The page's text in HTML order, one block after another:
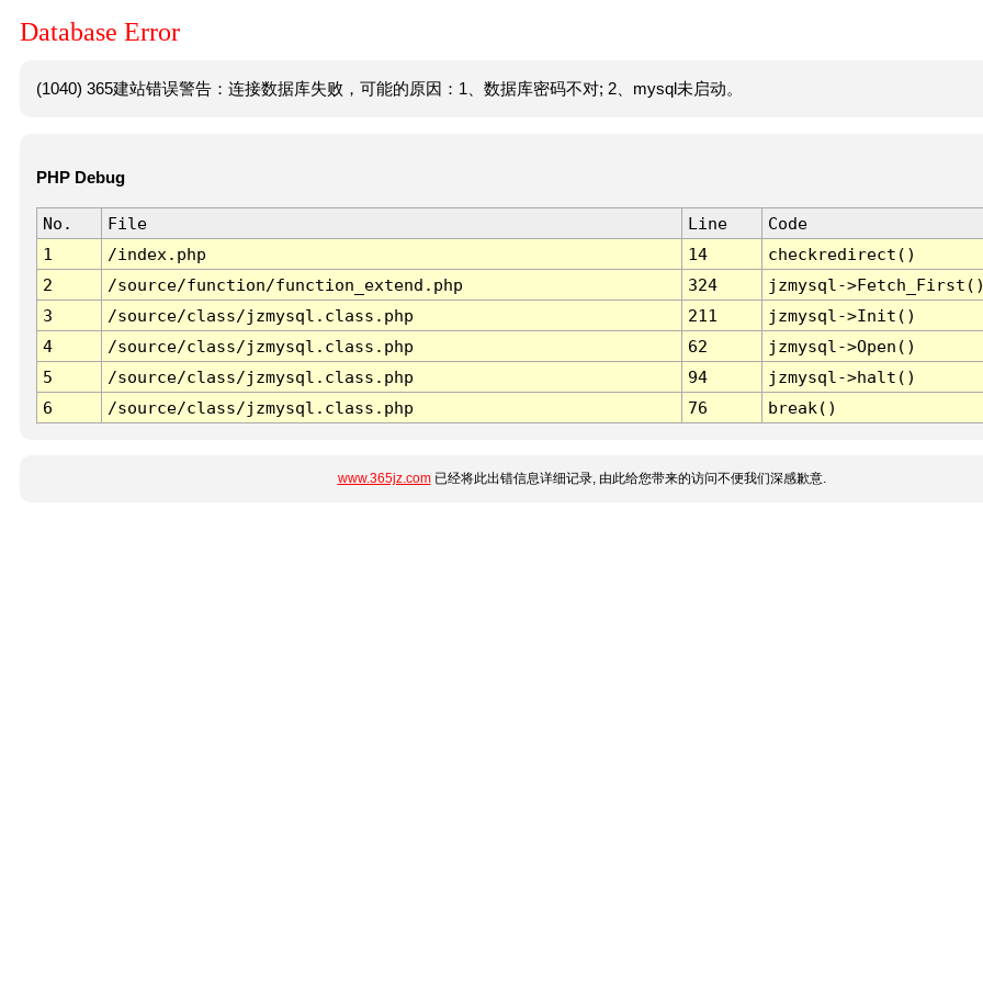
Database Error
(1040) 365建站错误警告：连接数据库失败，可能的原因：1、数据库密码不对; 2、mysql未启动。
PHP Debug
No. File Line
Code
1
/index.php 14
checkredirect()
2
/source/function/function_extend.php 324
jzmysql-
3
/source/class/jzmysql.class.php 211
jzmysql->Init()
4
/source/class/jzmysql.class.php 62
jzmysql->Open()
5
/source/class/jzmysql.class.php 94
jzmysql->halt()
6
/source/class/jzmysql.class.php 76 break()
www.365jz.com已经将此出错信息详细记录, 由此给您带来的访问不便我们深感歉意.